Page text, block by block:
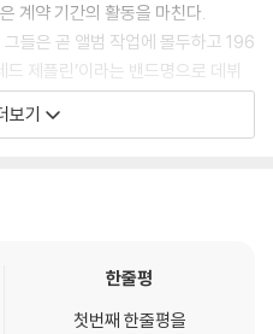
계약 기간의 활동을 마친다.
들은 곧 앨범 작업에 몰두하고 196
제플린’이라는 밴드명으로 데뷔
망한 신예 락 밴드로 급부상한 그
장을 연일 매진시키며 세계적인 탑
보기
한줄평
첫번째 한줄평을